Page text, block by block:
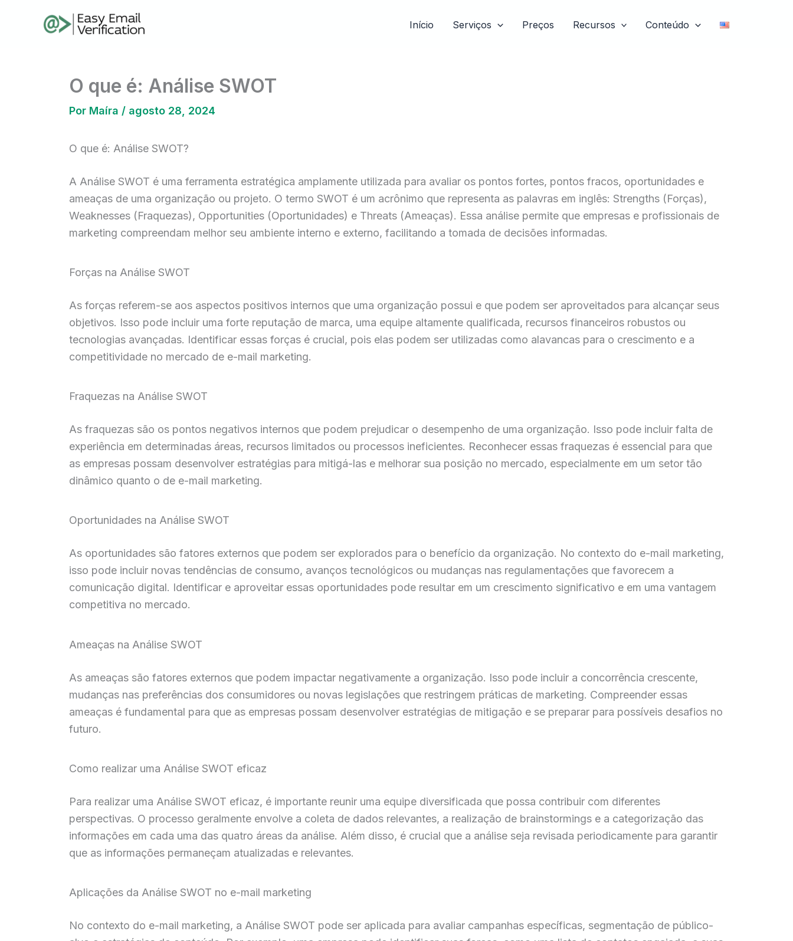
Início Serviços Preços Recursos Conteúdo
O que é: Análise SWOT
Por Maíra / agosto 28, 2024
O que é: Análise SWOT?
A Análise SWOT é uma ferramenta estratégica amplamente utilizada para avaliar os pontos fortes, pontos fracos, oportunidades e
ameaças de uma organização ou projeto. O termo SWOT é um acrônimo que representa as palavras em inglês: Strengths (Forças),
Weaknesses (Fraquezas), Opportunities (Oportunidades) e Threats (Ameaças). Essa análise permite que empresas e profissionais de
marketing compreendam melhor seu ambiente interno e externo, facilitando a tomada de decisões informadas.
Forças na Análise SWOT
As forças referem-se aos aspectos positivos internos que uma organização possui e que podem ser aproveitados para alcançar seus
objetivos. Isso pode incluir uma forte reputação de marca, uma equipe altamente qualificada, recursos financeiros robustos ou
tecnologias avançadas. Identificar essas forças é crucial, pois elas podem ser utilizadas como alavancas para o crescimento e a
competitividade no mercado de e-mail marketing.
Fraquezas na Análise SWOT
As fraquezas são os pontos negativos internos que podem prejudicar o desempenho de uma organização. Isso pode incluir falta de
experiência em determinadas áreas, recursos limitados ou processos ineficientes. Reconhecer essas fraquezas é essencial para que
as empresas possam desenvolver estratégias para mitigá-las e melhorar sua posição no mercado, especialmente em um setor tão
dinâmico quanto o de e-mail marketing.
Oportunidades na Análise SWOT
As oportunidades são fatores externos que podem ser explorados para o benefício da organização. No contexto do e-mail marketing,
isso pode incluir novas tendências de consumo, avanços tecnológicos ou mudanças nas regulamentações que favorecem a
comunicação digital. Identificar e aproveitar essas oportunidades pode resultar em um crescimento significativo e em uma vantagem
competitiva no mercado.
Ameaças na Análise SWOT
As ameaças são fatores externos que podem impactar negativamente a organização. Isso pode incluir a concorrência crescente,
mudanças nas preferências dos consumidores ou novas legislações que restringem práticas de marketing. Compreender essas
ameaças é fundamental para que as empresas possam desenvolver estratégias de mitigação e se preparar para possíveis desafios no
futuro.
Como realizar uma Análise SWOT eficaz
Para realizar uma Análise SWOT eficaz, é importante reunir uma equipe diversificada que possa contribuir com diferentes
perspectivas. O processo geralmente envolve a coleta de dados relevantes, a realização de brainstormings e a categorização das
informações em cada uma das quatro áreas da análise. Além disso, é crucial que a análise seja revisada periodicamente para garantir
que as informações permaneçam atualizadas e relevantes.
Aplicações da Análise SWOT no e-mail marketing
No contexto do e-mail marketing, a Análise SWOT pode ser aplicada para avaliar campanhas específicas, segmentação de público-